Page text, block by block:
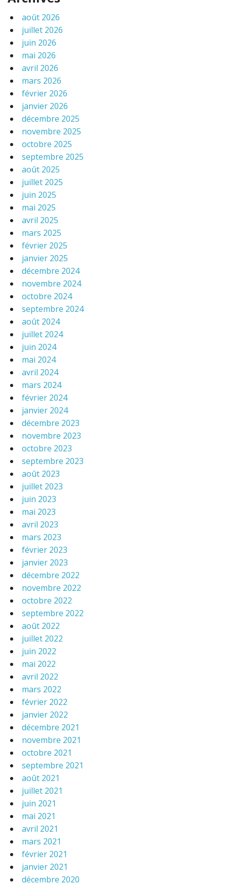
août 2026
juillet 2026
juin 2026
mai 2026
avril 2026
mars 2026
février 2026
janvier 2026
décembre 2025
novembre 2025
octobre 2025
septembre 2025
août 2025
juillet 2025
juin 2025
mai 2025
avril 2025
mars 2025
février 2025
janvier 2025
décembre 2024
novembre 2024
octobre 2024
septembre 2024
août 2024
juillet 2024
juin 2024
mai 2024
avril 2024
mars 2024
février 2024
janvier 2024
décembre 2023
novembre 2023
octobre 2023
septembre 2023
août 2023
juillet 2023
juin 2023
mai 2023
avril 2023
mars 2023
février 2023
janvier 2023
décembre 2022
novembre 2022
octobre 2022
septembre 2022
août 2022
juillet 2022
juin 2022
mai 2022
avril 2022
mars 2022
février 2022
janvier 2022
décembre 2021
novembre 2021
octobre 2021
septembre 2021
août 2021
juillet 2021
juin 2021
mai 2021
avril 2021
mars 2021
février 2021
janvier 2021
décembre 2020